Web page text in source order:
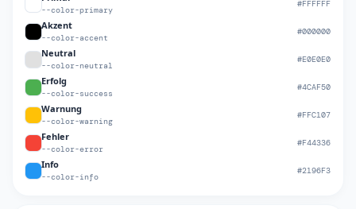
--color-primary
#FFFFFF
Akzent
--color-accent
#000000
Neutral
--color-neutral
#E0E0E0
Erfolg
--color-success
#4CAF50
Warnung
--color-warning
#FFC107
Fehler
--color-error
#F44336
Info
--color-info
#2196F3